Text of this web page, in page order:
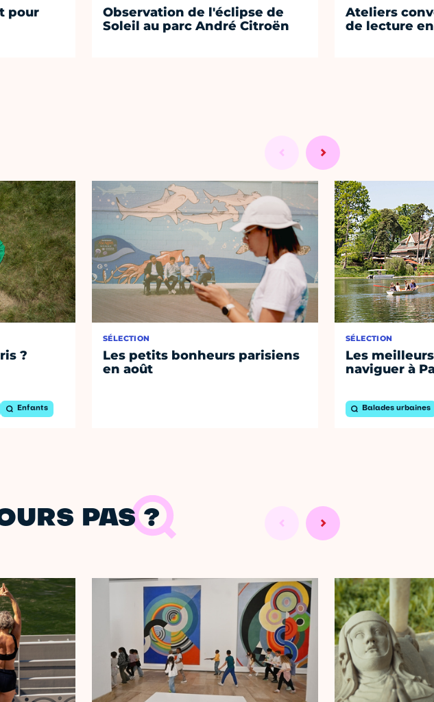
pour
Observation de l'éclipse de
Soleil au parc André Citroën
Ateliers
de lecture
?
Enfants
SÉLECTION
Les petits bonheurs parisiens
en août
SÉLECTION
Les
naviguer à
Balades urbaines
PAS ?